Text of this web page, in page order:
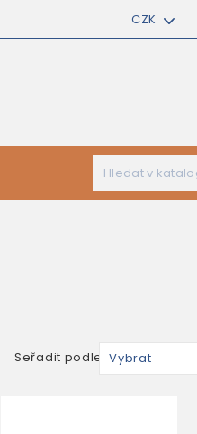
CZK
Seřadit podle: Vybrat